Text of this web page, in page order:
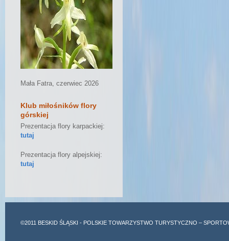
Mała Fatra, czerwiec 2026
Klub miłośników flory
górskiej
Prezentacja flory karpackiej:
tutaj
Prezentacja flory alpejskiej:
tutaj
©2011 BESKID ŚLĄSKI - POLSKIE TOWARZYSTWO TURYSTYCZNO –